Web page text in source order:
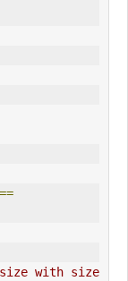
==
with size